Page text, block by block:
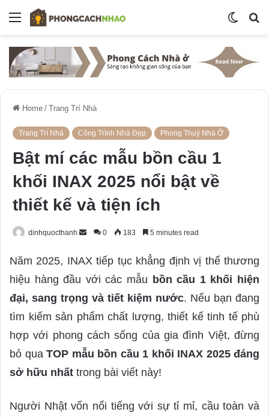
Menu
Switch
Home / Trang Trí Nhà
Trang Trí Nhà Công Trình Nhà Đẹp Phong Thuỷ Nhà Ở
Bật mí các mẫu bồn cầu 1
khối INAX 2025 nổi bật về
thiết kế và tiện ích
dinhquocthanh
n
d
n
e
m
l
0 183 5 minutes read
Năm 2025, INAX tiếp tục khẳng định vị thế thương
hiệu hàng đầu với các mẫu bồn cầu 1 khối hiện
đại, sang trọng và tiết kiệm nước. Nếu bạn đang
tìm kiếm sản phẩm chất lượng, thiết kế tinh tế phù
hợp với phong cách sống của gia đình Việt, đừng
bỏ qua TOP mẫu bồn cầu 1 khối INAX 2025 đáng
sở hữu nhất trong bài viết này!
Người Nhật vốn nổi tiếng với sự tỉ mỉ, cầu toàn và